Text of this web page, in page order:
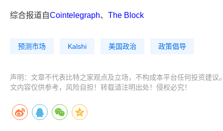
综合报道自Cointelegraph、 The Block
预测市场 Kalshi 美国政治 政策倡导
声明：文章不代表比特之家观点及立场，不构成本平台任何投资建
文内容仅供参考，风险自担！转载请注明出处！侵权必究！